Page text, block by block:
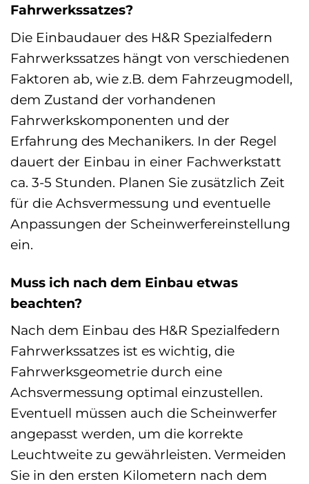
Fahrwerkssatzes?
Die Einbaudauer des H&R Spezialfedern
Fahrwerkssatzes hängt von verschiedenen
Faktoren ab, wie z.B. dem Fahrzeugmodell,
dem Zustand der vorhandenen
Fahrwerkskomponenten und der
Erfahrung des Mechanikers. In der Regel
dauert der Einbau in einer Fachwerkstatt
ca. 3-5 Stunden. Planen Sie zusätzlich Zeit
für die Achsvermessung und eventuelle
Anpassungen der Scheinwerfereinstellung
ein.
Muss ich nach dem Einbau etwas
beachten?
Nach dem Einbau des H&R Spezialfedern
Fahrwerkssatzes ist es wichtig, die
Fahrwerksgeometrie durch eine
Achsvermessung optimal einzustellen.
Eventuell müssen auch die Scheinwerfer
angepasst werden, um die korrekte
Leuchtweite zu gewährleisten. Vermeiden
Sie in den ersten Kilometern nach dem